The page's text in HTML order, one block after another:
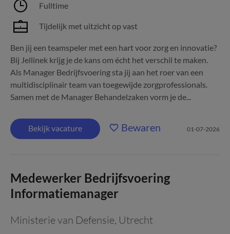
Fulltime
Tijdelijk met uitzicht op vast
Ben jij een teamspeler met een hart voor zorg en innovatie?
Bij Jellinek krijg je de kans om écht het verschil te maken.
Als Manager Bedrijfsvoering sta jij aan het roer van een
multidisciplinair team van toegewijde zorgprofessionals.
Samen met de Manager Behandelzaken vorm je de...
Bekijk vacature Bewaren 01-07-2026
Medewerker Bedrijfsvoering
Informatiemanager
Ministerie van Defensie, Utrecht